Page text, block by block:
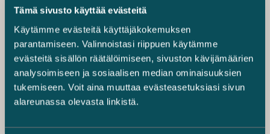
Tämä sivusto käyttää evästeitä
Käytämme evästeitä käyttäjäkokemuksen
parantamiseen. Valinnoistasi riippuen käytämme
evästeitä sisällön räätälöimiseen, sivuston kävijämäärien
analysoimiseen ja sosiaalisen median ominaisuuksien
tukemiseen. Voit aina muuttaa evästeasetuksiasi sivun
alareunassa olevasta linkistä.
mukaan rekisterinpitäjien tulee laatia ilmoituskanaviin
vaikutustenarviointi.
Miten valmistautua uusiin
velvoitteisiin?
Uuden lainsäädännön vaatimukset täyttävä
sillä ilmoituskanavan avulla yrityksen on mahdollista